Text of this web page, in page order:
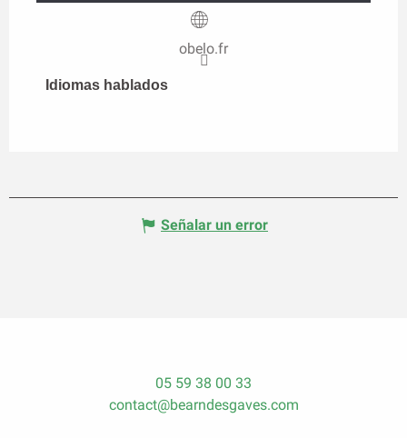
obelo.fr
Idiomas hablados
Idiomas hablados
Señalar un error
05 59 38 00 33
contact@bearndesgaves.com